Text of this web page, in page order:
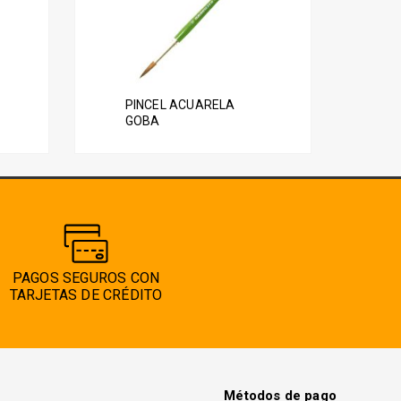
PINCEL ACUARELA
GOBA
variantes.
opciones
elegir
la
página
de
producto
PAGOS SEGUROS CON
TARJETAS DE CRÉDITO
Métodos de pago